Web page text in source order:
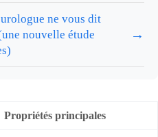
ne vous dit
nouvelle étude
→
Propriétés principales